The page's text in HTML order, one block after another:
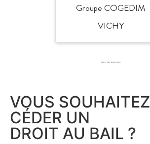
Groupe COGEDIM
VICHY
TOUS LES ARTICLES
VOUS SOUHAITEZ
CÉDER UN
DROIT AU BAIL ?